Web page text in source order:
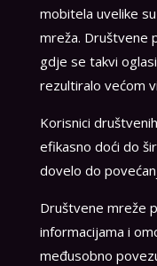
mobitela uvelike
mreža. Društvene
gdje se takvi
rezultiralo većom
Korisnici
efikasno doći do
dovelo do
Društvene mreže
informacijama i
međusobno